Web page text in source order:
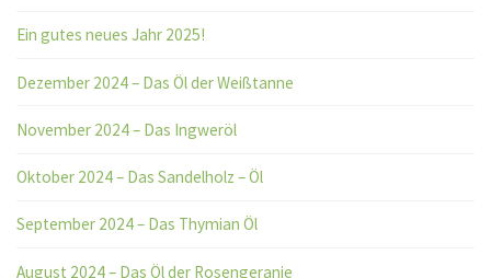
Ein gutes neues Jahr 2025!
Dezember 2024 – Das Öl der Weißtanne
November 2024 – Das Ingweröl
Oktober 2024 – Das Sandelholz – Öl
September 2024 – Das Thymian Öl
August 2024 – Das Öl der Rosengeranie